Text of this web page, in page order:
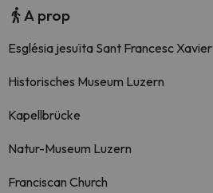
A prop
Església jesuïta Sant Francesc Xavier
Historisches Museum Luzern
Kapellbrücke
Natur-Museum Luzern
Franciscan Church